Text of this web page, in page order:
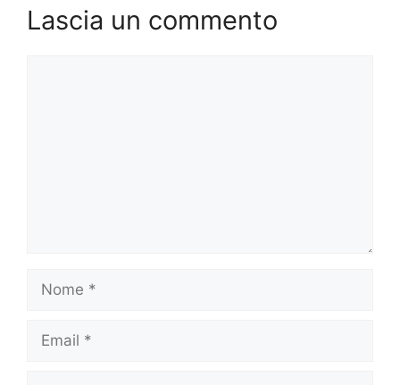
Lascia un commento